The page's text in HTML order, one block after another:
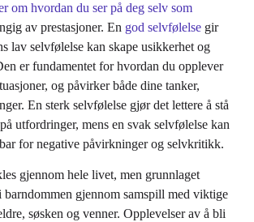
om hvordan du ser på deg selv som
av prestasjoner. En god selvfølelse gir
lav selvfølelse kan skape usikkerhet og
er fundamentet for hvordan du opplever
og påvirker både dine tanker,
En sterk selvfølelse gjør det lettere å stå
utfordringer, mens en svak selvfølelse kan
for negative påvirkninger og selvkritikk.
gjennom hele livet, men grunnlaget
gjennom samspill med viktige
søsken og venner. Opplevelser av å bli